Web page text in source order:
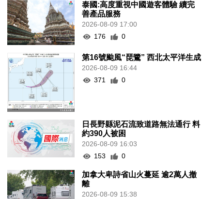
泰國:高度重視中國遊客體驗 續完
善產品服務
2026-08-09 17:00
176
0
第16號颱風“琵鷺” 西北太平洋生成
2026-08-09 16:44
371
0
日長野縣泥石流致道路無法通行 料
約390人被困
2026-08-09 16:03
153
0
加拿大卑詩省山火蔓延 逾2萬人撤
離
2026-08-09 15:38